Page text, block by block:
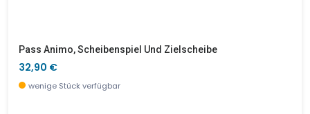
Pass Animo, Scheibenspiel Und Zielscheibe
32,90 €
wenige Stück verfügbar